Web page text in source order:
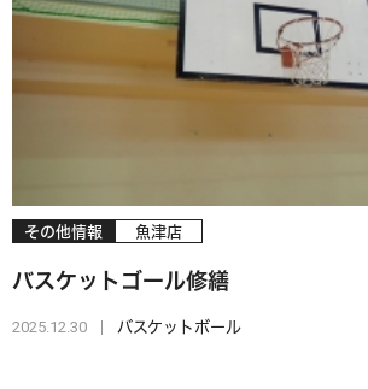
その他情報 魚津店
バスケットゴール修繕
2025.12.30 バスケットボール